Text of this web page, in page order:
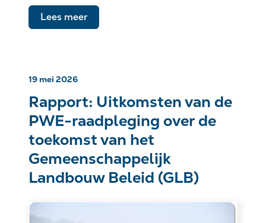
Lees meer
19 mei 2026
Rapport: Uitkomsten van de
PWE-raadpleging over de
toekomst van het
Gemeenschappelijk
Landbouw Beleid (GLB)